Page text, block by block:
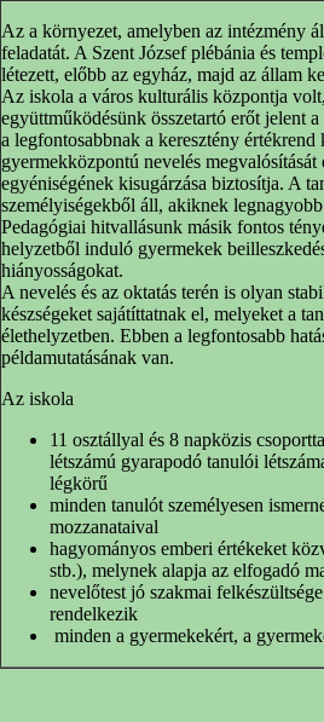
Az a környezet, amelyben az intézmény
feladatát. A Szent József plébánia és
létezett, előbb az egyház, majd az állam
Az iskola a város kulturális központja
együttműködésünk összetartó erőt jelent
a legfontosabbnak a keresztény értékrend
gyermekközpontú nevelés
egyéniségének kisugárzása biztosítja. A
személyiségekből áll, akiknek
Pedagógiai hitvallásunk másik fontos
helyzetből induló gyermekek
hiányosságokat.
A nevelés és az oktatás terén is olyan
készségeket sajátíttatnak el, melyeket a
élethelyzetben. Ebben a legfontosabb
példamutatásának van.
Az iskola
11 osztállyal és 8 napközis
létszámú gyarapodó tanulói
légkörű
minden tanulót személyesen
mozzanataival
hagyományos emberi értékeket
stb.), melynek alapja az elfogadó
nevelőtest jó szakmai
rendelkezik
minden a gyermekekért, a